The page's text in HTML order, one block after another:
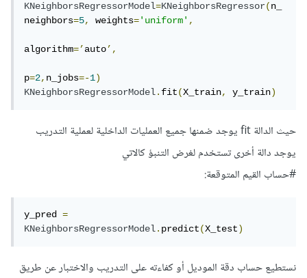
KNeighborsRegressorModel=KNeighborsRegressor(n_
neighbors=5, weights='uniform',
algorithm=’auto’,
p=2,n_jobs=-1)
KNeighborsRegressorModel.fit(X_train, y_train)
حيث الدالة fit يوجد ضمنها جميع العمليات الداخلية لعملية التدريب
يوجد دالة أخرى تستخدم لغرض التنبؤ كالاتي
#حساب القيم المتوقعة:
y_pred =
KNeighborsRegressorModel.predict(X_test)
نستطيع حساب دقة الموديل أو كفاءته على التدريب والاختبار عن طريق